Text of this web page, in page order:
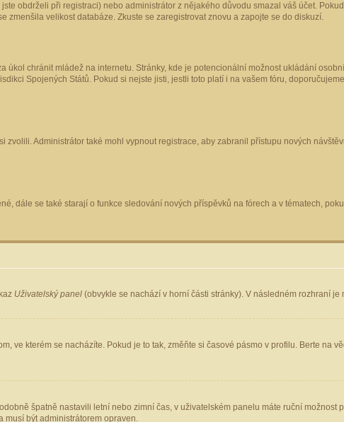
obdrželi při registraci) nebo administrátor z nějakého důvodu smazal váš účet.
velikost databáze. Zkuste se zaregistrovat znovu a zapojte se do diskuzí.
chránit mládež na internetu. Stránky, kde je potencionální možnost ukládání
Spojených Států. Pokud si nejste jisti, jestli toto platí i na vašem fóru,
Administrátor také mohl vypnout registrace, aby zabranil přístupu nových
dále se také starají o funkce sledování nových příspěvků na fórech a v tématech,
Uživatelský panel (obvykle se nachází v horní části stránky). V následném rozhraní
ve kterém se nacházíte. Pokud je to tak, změňte si časové pásmo v profilu. Berte na
špatně nastavili letní nebo zimní čas, v uživatelském panelu máte ruční možnost
musí být administrátorem opraven.